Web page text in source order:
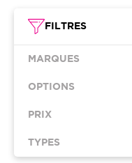
FILTRES
MARQUES
OPTIONS
PRIX
TYPES